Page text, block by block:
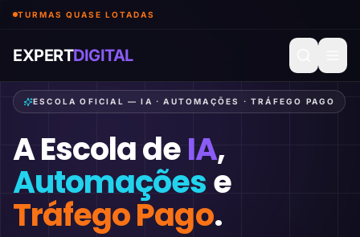
TURMAS QUASE LOTADAS
EXPERTDIGITAL
ESCOLA OFICIAL — IA · AUTOMAÇÕES · TRÁFEGO PAGO
A Escola deIA,
Automaçõese
Tráfego Pago.